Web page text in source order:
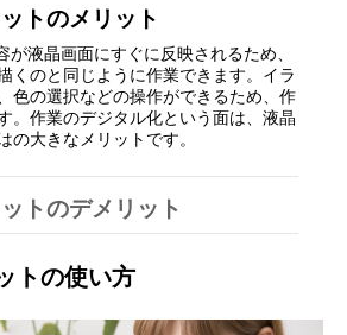
トのメリット
が液晶画面にすぐに反映されるため、
くのと同じように作業できます。イラ
色の選択などの操作ができるため、作
。作業のデジタル化という面は、液晶
の大きなメリットです。
トのデメリット
トの使い方